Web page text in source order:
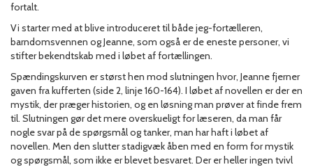
fortalt.
Vi starter med at blive introduceret til både jeg-fortælleren,
barndomsvennen og Jeanne, som også er de eneste personer, vi
stifter bekendtskab med i løbet af fortællingen.
Spændingskurven er størst hen mod slutningen hvor, Jeanne fjerner
gaven fra kufferten (side 2, linje 160-164). I løbet af novellen er der en
mystik, der præger historien, og en løsning man prøver at finde frem
til. Slutningen gør det mere overskueligt for læseren, da man får
nogle svar på de spørgsmål og tanker, man har haft i løbet af
novellen. Men den slutter stadigvæk åben med en form for mystik
og spørgsmål, som ikke er blevet besvaret. Der er heller ingen tvivl